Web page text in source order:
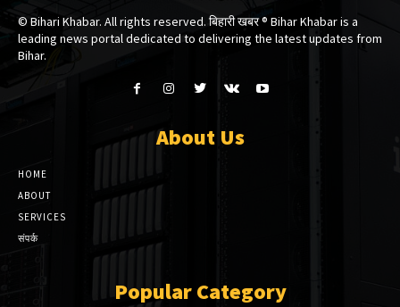
© Bihari Khabar. All rights reserved. बिहारी खबर ®​ Bihar Khabar is a
leading news portal dedicated to delivering the latest updates from
Bihar.
About Us
HOME
ABOUT
SERVICES
संपर्क
Popular Category